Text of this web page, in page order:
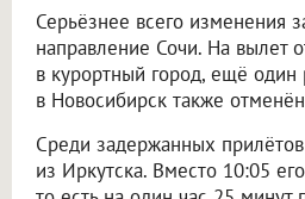
Серьёзнее всего изменения
направление Сочи. На вылет
в курортный город, ещё один
в Новосибирск также
Среди задержанных
из Иркутска. Вместо 10:05